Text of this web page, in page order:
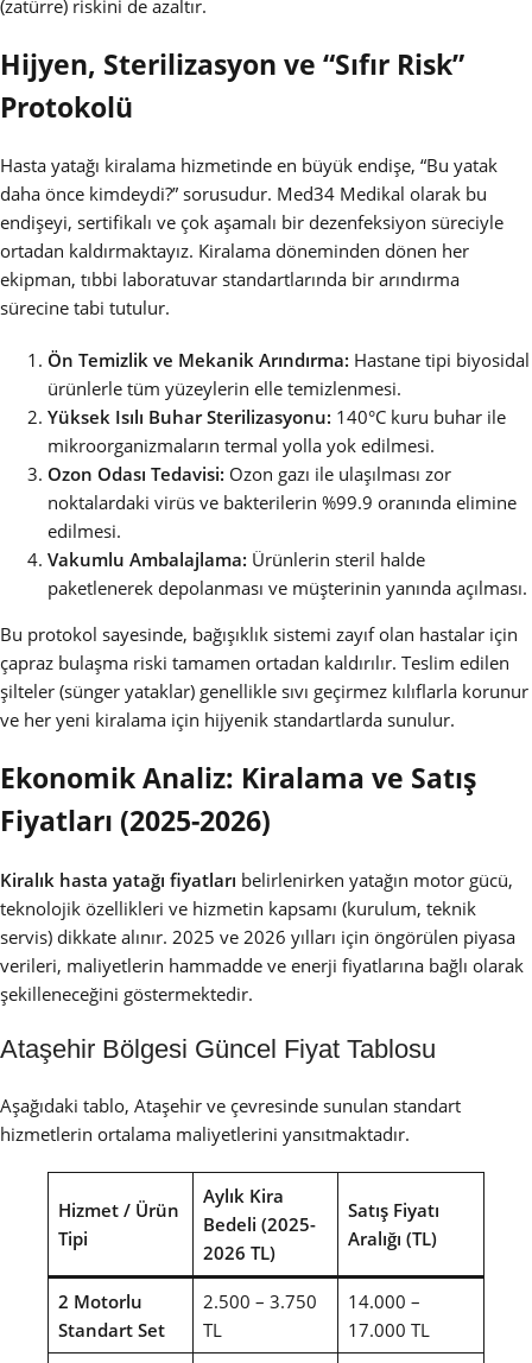
(zatürre) riskini de azaltır.
Hijyen, Sterilizasyon ve “Sıfır Risk”
Protokolü
Hasta yatağı kiralama hizmetinde en büyük endişe, “Bu yatak
daha önce kimdeydi?” sorusudur. Med34 Medikal olarak bu
endişeyi, sertifikalı ve çok aşamalı bir dezenfeksiyon süreciyle
ortadan kaldırmaktayız. Kiralama döneminden dönen her
ekipman, tıbbi laboratuvar standartlarında bir arındırma
sürecine tabi tutulur.
Ön Temizlik ve Mekanik Arındırma: Hastane tipi biyosidal
ürünlerle tüm yüzeylerin elle temizlenmesi.
Yüksek Isılı Buhar Sterilizasyonu: 140°C kuru buhar ile
mikroorganizmaların termal yolla yok edilmesi.
Ozon Odası Tedavisi: Ozon gazı ile ulaşılması zor
noktalardaki virüs ve bakterilerin %99.9 oranında elimine
edilmesi.
Vakumlu Ambalajlama: Ürünlerin steril halde
paketlenerek depolanması ve müşterinin yanında açılması.
Bu protokol sayesinde, bağışıklık sistemi zayıf olan hastalar için
çapraz bulaşma riski tamamen ortadan kaldırılır. Teslim edilen
şilteler (sünger yataklar) genellikle sıvı geçirmez kılıflarla korunur
ve her yeni kiralama için hijyenik standartlarda sunulur.
Ekonomik Analiz: Kiralama ve Satış
Fiyatları (2025-2026)
Kiralık hasta yatağı fiyatları belirlenirken yatağın motor gücü,
teknolojik özellikleri ve hizmetin kapsamı (kurulum, teknik
servis) dikkate alınır. 2025 ve 2026 yılları için öngörülen piyasa
verileri, maliyetlerin hammadde ve enerji fiyatlarına bağlı olarak
şekilleneceğini göstermektedir.
Ataşehir Bölgesi Güncel Fiyat Tablosu
Aşağıdaki tablo, Ataşehir ve çevresinde sunulan standart
hizmetlerin ortalama maliyetlerini yansıtmaktadır.
Hizmet / Ürün
Tipi
Aylık Kira
Bedeli (2025-
2026 TL)
Satış Fiyatı
Aralığı (TL)
2 Motorlu
Standart Set
2.500 – 3.750
TL
14.000 –
17.000 TL